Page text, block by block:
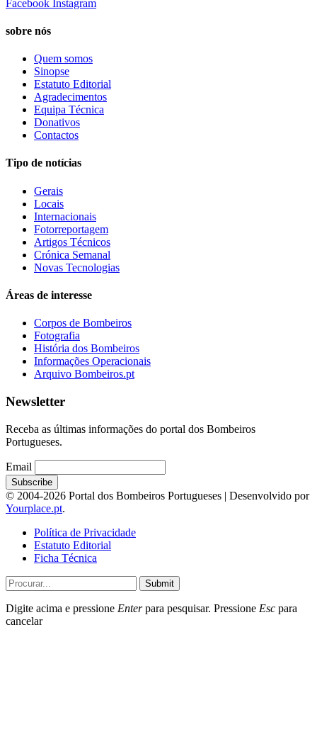
Facebook Instagram
sobre nós
Quem somos
Sinopse
Estatuto Editorial
Agradecimentos
Equipa Técnica
Donativos
Contactos
Tipo de notícias
Gerais
Locais
Internacionais
Fotorreportagem
Artigos Técnicos
Crónica Semanal
Novas Tecnologias
Áreas de interesse
Corpos de Bombeiros
Fotografia
História dos Bombeiros
Informações Operacionais
Arquivo Bombeiros.pt
Newsletter
Receba as últimas informações do portal dos Bombeiros
Portugueses.
Email
© 2004-2026 Portal dos Bombeiros Portugueses | Desenvolvido por
Yourplace.pt.
Política de Privacidade
Estatuto Editorial
Ficha Técnica
Submit
Digite acima e pressione Enterpara pesquisar. Pressione Esc para
cancelar